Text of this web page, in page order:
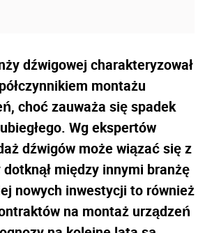
dźwigowej charakteryzował
montażu
choć zauważa się spadek
Wg ekspertów
dźwigów może wiązać się z
między innymi branżę
nowych inwestycji to również
na montaż urządzeń